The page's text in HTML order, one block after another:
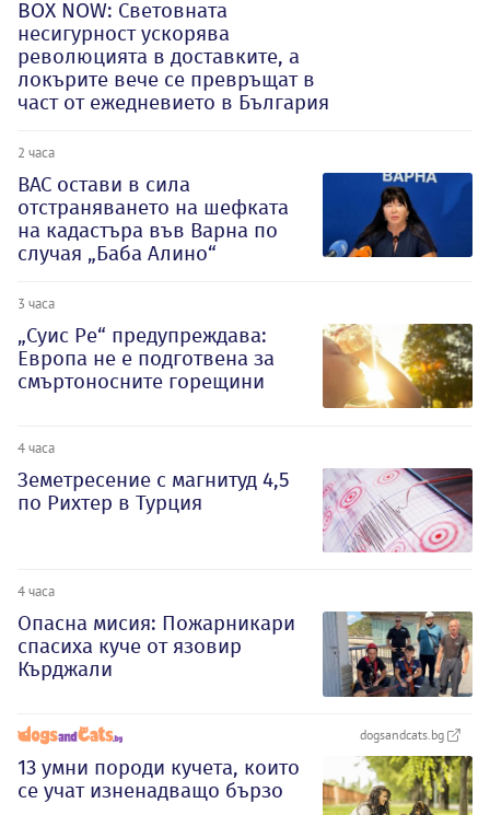
BOX NOW: Световната
несигурност ускорява
революцията в доставките, а
локърите вече се превръщат в
част от ежедневието в България
2 часа
ВАС остави в сила
отстраняването на шефката
на кадастъра във Варна по
случая „Баба Алино“
3 часа
„Суис Ре“ предупреждава:
Европа не е подготвена за
смъртоносните горещини
4 часа
Земетресение с магнитуд 4,5
по Рихтер в Турция
4 часа
Опасна мисия: Пожарникари
спасиха куче от язовир
Кърджали
dogsandcats.bg
13 умни породи кучета, които
се учат изненадващо бързо